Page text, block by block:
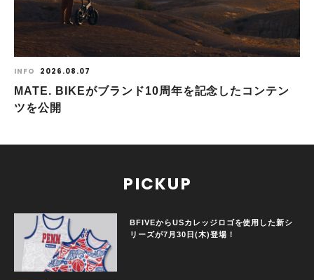
INFO 2026.08.07
MATE. BIKEがブランド10周年を記念したコンテン
ツを公開
PICKUP
BFIVEからUSカレッジロゴを使用した新シ
リーズが7月30日(木)登場！